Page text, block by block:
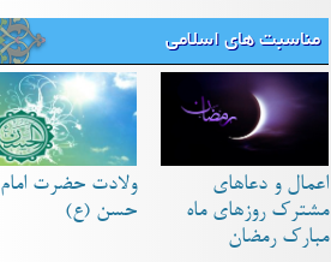
مناسبت های اسلامی
اعمال و دعاهای
مشترک روزهای ماه
مبارک رمضان
ولادت حضرت امام
حسن (ع)